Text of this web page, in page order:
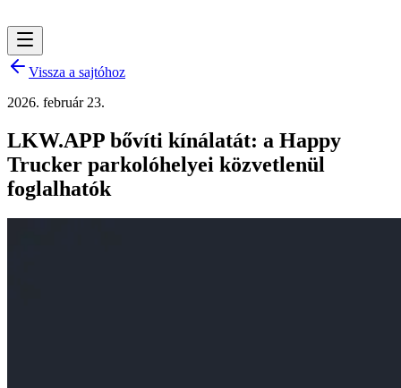
Vissza a sajtóhoz
2026. február 23.
LKW.APP bővíti kínálatát: a Happy
Trucker parkolóhelyei közvetlenül
foglalhatók